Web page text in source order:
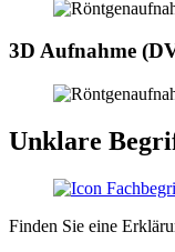
3D Aufnahme
Unklare
Finden Sie eine